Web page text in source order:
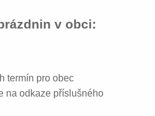
v obci:
termín pro obec
na odkaze příslušného